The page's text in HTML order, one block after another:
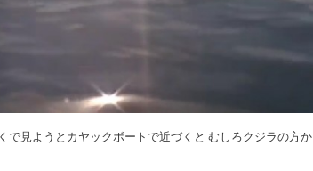
で見ようとカヤックボートで近づくと むしろクジラの方か